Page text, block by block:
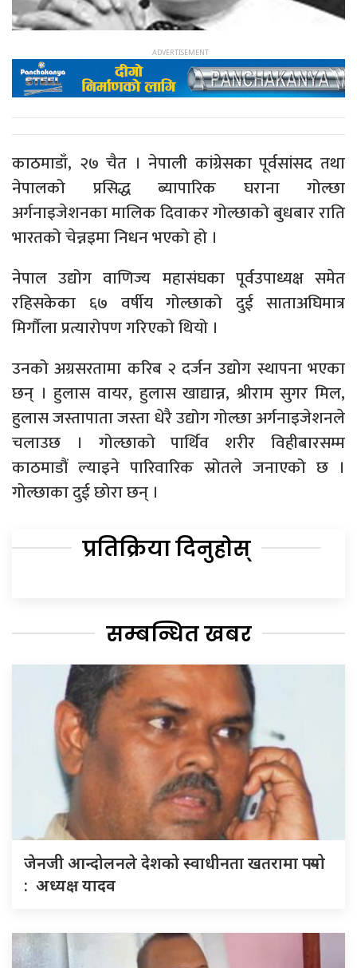
काठमाडाँ, २७ चैत । नेपाली कांग्रेसका पूर्वसांसद तथा
नेपालको प्रसिद्ध ब्यापारिक घराना गोल्छा
अर्गनाइजेशनका मालिक दिवाकर गोल्छाको बुधबार राति
भारतको चेन्नइमा निधन भएको हो ।
नेपाल उद्योग वाणिज्य महासंघका पूर्वउपाध्यक्ष समेत
रहिसकेका ६७ वर्षीय गोल्छाको दुई साताअघिमात्र
मिर्गौला प्रत्यारोपण गरिएको थियो ।
उनको अग्रसरतामा करिब २ दर्जन उद्योग स्थापना भएका
छन् । हुलास वायर, हुलास खाद्यान्न, श्रीराम सुगर मिल,
हुलास जस्तापाता जस्ता धेरै उद्योग गोल्छा अर्गनाइजेशनले
चलाउछ । गोल्छाको पार्थिव शरीर विहीबारसम्म
काठमाडौं ल्याइने पारिवारिक स्रोतले जनाएको छ ।
गोल्छाका दुई छोरा छन् ।
प्रतिक्रिया दिनुहोस्
सम्बन्धित खबर
जेनजी आन्दोलनले देशको स्वाधीनता खतरामा पर्‍यो
: अध्यक्ष यादव